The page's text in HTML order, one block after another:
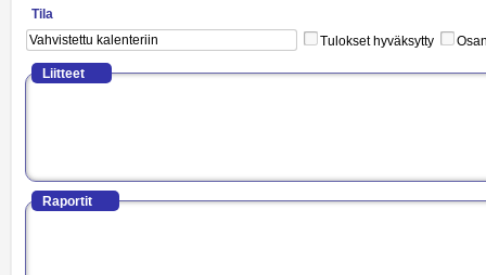
Tila
Tulokset hyväksytty
Liitteet
Raportit